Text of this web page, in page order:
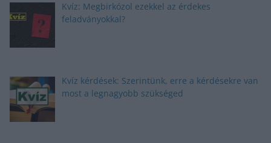
Kvíz: Megbirkózol ezekkel az érdekes
feladványokkal?
Kvíz kérdések: Szerintünk, erre a kérdésekre van
most a legnagyobb szükséged